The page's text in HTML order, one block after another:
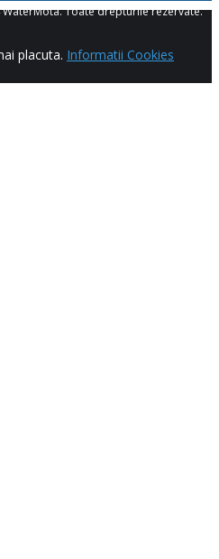
Toate drepturile rezervate.
placuta. Informatii Cookies